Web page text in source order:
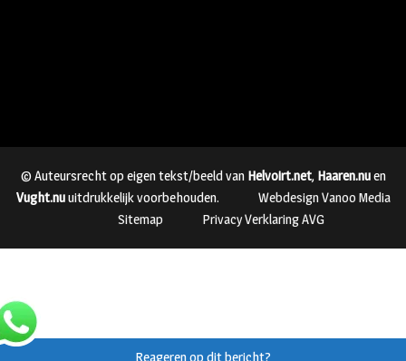
Reageren op dit bericht?
© Auteursrecht op eigen tekst/beeld van Helvoirt.net, Haaren.nuen
Vught.nuuitdrukkelijk voorbehouden.
Webdesign Vanoo Media
Sitemap
Privacy Verklaring AVG